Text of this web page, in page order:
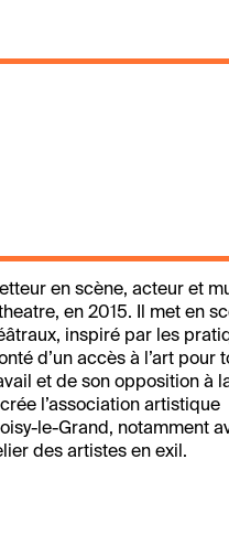
en scène, acteur et
en 2015. Il met en
inspiré par les
d’un accès à l’art pour
et de son opposition à
l’association artistique
le-Grand, notamment
des artistes en exil.